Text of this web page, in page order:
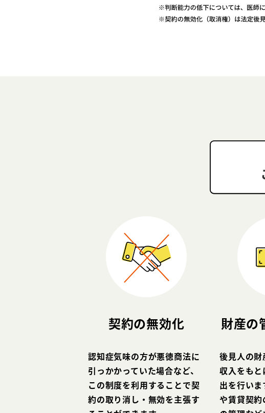
契約の無効化
認知症気味の方が悪徳商法に
引っかかっていた場合など、
この制度を利用することで契
約の取り消し・無効を主張す
財産の
後見人の
収入をも
出を行い
や賃貸契